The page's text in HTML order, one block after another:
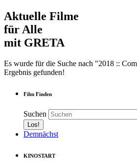
Aktuelle Filme
für Alle
mit GRETA
Es wurde für die Suche nach "2018 ::
Ergebnis gefunden!
Film Finden
Suchen
Demnächst
KINOSTART